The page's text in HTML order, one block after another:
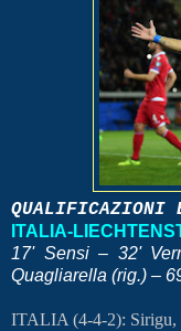
ITALIA-
17' Sensi – 32'
Quagliarella (rig.) –
ITALIA (4-4-2): Sirigu,